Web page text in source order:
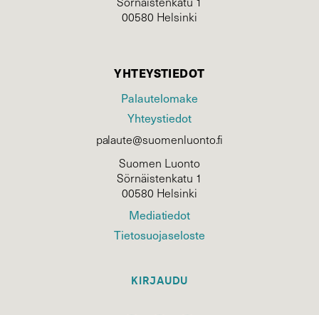
00580 Helsinki
YHTEYSTIEDOT
Palautelomake
Yhteystiedot
palaute@suomenluonto.fi
Suomen Luonto
Sörnäistenkatu 1
00580 Helsinki
Mediatiedot
Tietosuojaseloste
KIRJAUDU